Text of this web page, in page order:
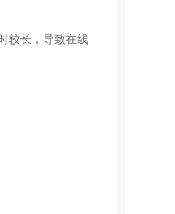
较长，导致在线